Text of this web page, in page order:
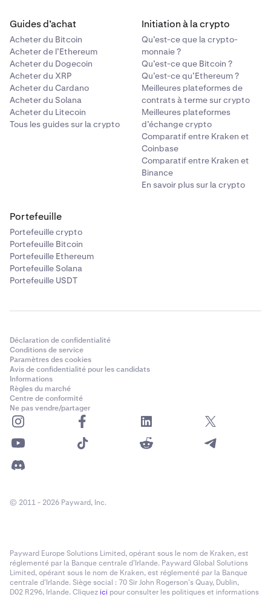
Guides d’achat
Acheter du Bitcoin
Acheter de l’Ethereum
Acheter du Dogecoin
Acheter du XRP
Acheter du Cardano
Acheter du Solana
Acheter du Litecoin
Tous les guides sur la crypto
Initiation à la crypto
Qu’est-ce que la crypto-
monnaie ?
Qu’est-ce que Bitcoin ?
Qu’est-ce qu’Ethereum ?
Meilleures plateformes de
contrats à terme sur crypto
Meilleures plateformes
d’échange crypto
Comparatif entre Kraken et
Coinbase
Comparatif entre Kraken et
Binance
En savoir plus sur la crypto
Portefeuille
Portefeuille crypto
Portefeuille Bitcoin
Portefeuille Ethereum
Portefeuille Solana
Portefeuille USDT
Déclaration de confidentialité
Conditions de service
Paramètres des cookies
Avis de confidentialité pour les candidats
Informations
Règles du marché
Centre de conformité
Ne pas vendre/partager
© 2011 - 2026 Payward, Inc.
Payward Europe Solutions Limited, opérant sous le nom de Kraken, est
réglementé par la Banque centrale d’Irlande. Payward Global Solutions
Limited, opérant sous le nom de Kraken, est réglementé par la Banque
centrale d’Irlande. Siège social : 70 Sir John Rogerson’s Quay, Dublin,
D02 R296, Irlande. Cliquezici pour consulter les politiques et informations